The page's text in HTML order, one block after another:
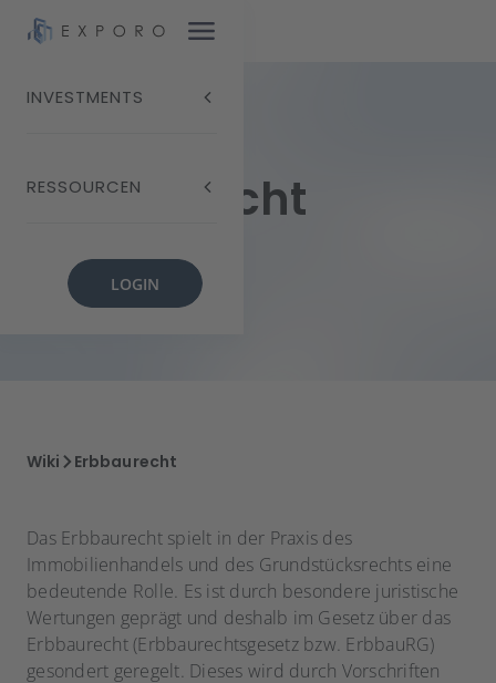
INVESTMENTS
RESSOURCEN
LOGIN
Erbbaurecht
Wiki Erbbaurecht
Das Erbbaurecht spielt in der Praxis des
Immobilienhandels und des Grundstücksrechts eine
bedeutende Rolle. Es ist durch besondere juristische
Wertungen geprägt und deshalb im Gesetz über das
Erbbaurecht (Erbbaurechtsgesetz bzw. ErbbauRG)
gesondert geregelt. Dieses wird durch Vorschriften